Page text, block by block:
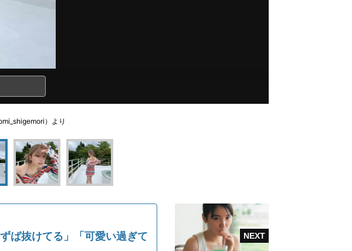
）より
ば抜けてる」「可愛い過ぎて